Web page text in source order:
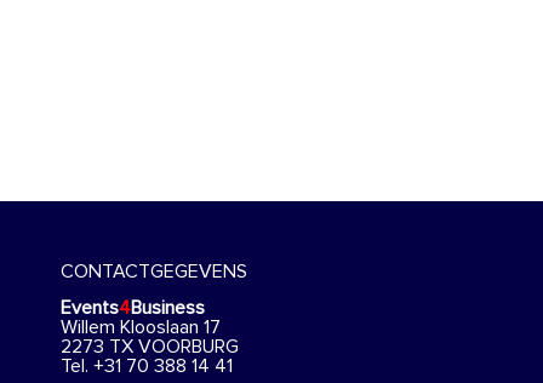
CONTACTGEGEVENS
Events4Business
Willem Klooslaan 17
2273 TX VOORBURG
Tel. +31 70 388 14 41